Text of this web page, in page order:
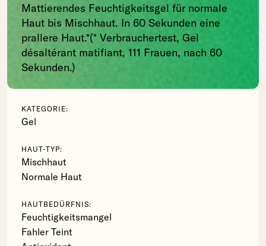
Mattierendes Feuchtigkeitsgel für normale
Haut bis Mischhaut. In 60 Sekunden eine
prallere Haut.*(* Verbrauchertest, Gel
désaltérant matifiant, 111 Frauen, nach 60
Sekunden.)
KATEGORIE:
Gel
HAUT-TYP:
Mischhaut
Normale Haut
HAUTBEDÜRFNIS:
Feuchtigkeitsmangel
Fahler Teint